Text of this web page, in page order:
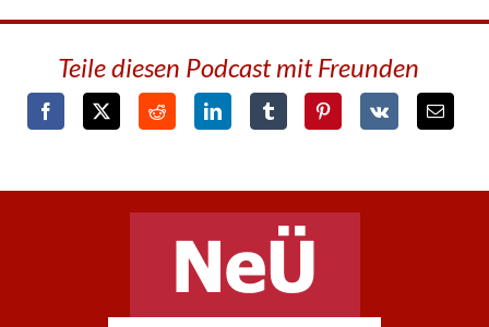
Teile diesen Podcast mit Freunden